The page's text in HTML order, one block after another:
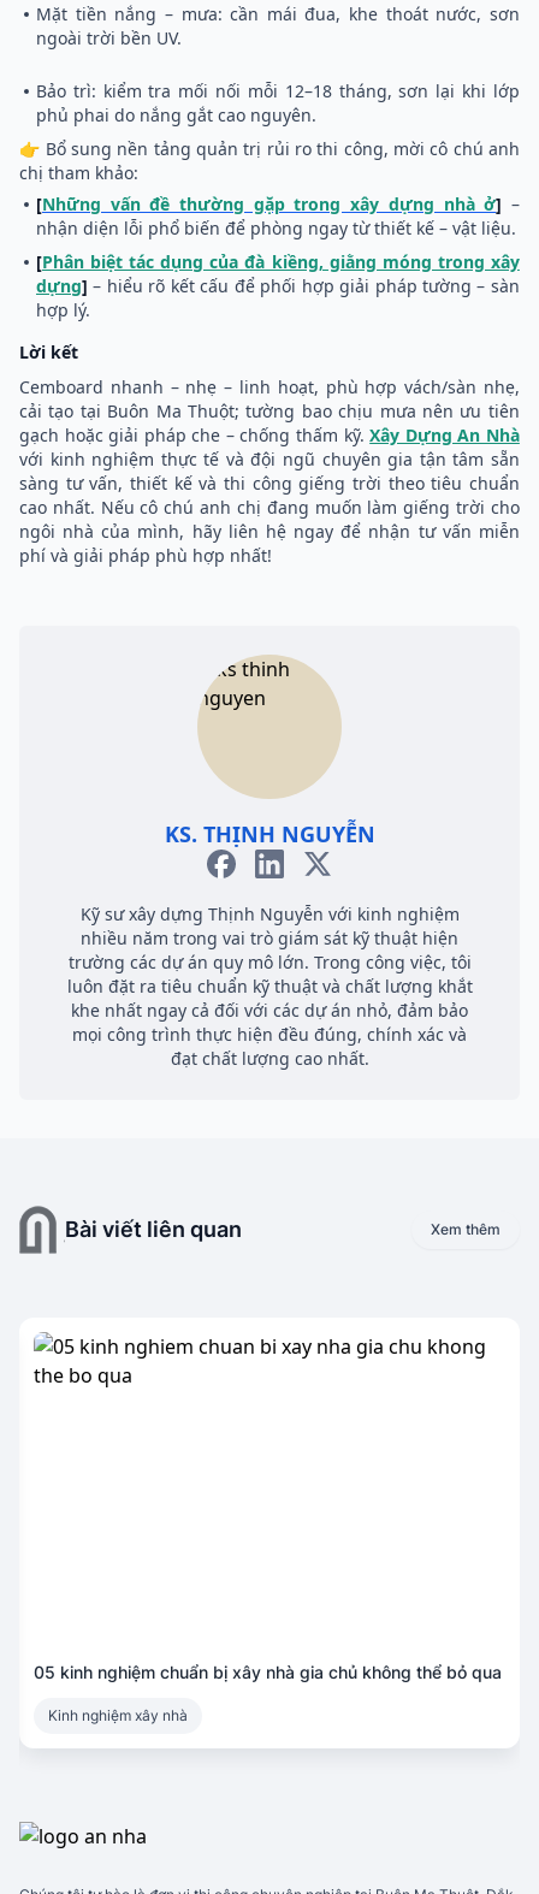
Mặt tiền nắng – mưa: cần mái đua, khe thoát nước, sơn
ngoài trời bền UV.
Bảo trì: kiểm tra mối nối mỗi 12–18 tháng, sơn lại khi lớp
phủ phai do nắng gắt cao nguyên.
👉 Bổ sung nền tảng quản trị rủi ro thi công, mời cô chú anh
chị tham khảo:
[Những vấn đề thường gặp trong xây dựng nhà ở] –
nhận diện lỗi phổ biến để phòng ngay từ thiết kế – vật liệu.
[Phân biệt tác dụng của đà kiềng, giằng móng trong xây
dựng] – hiểu rõ kết cấu để phối hợp giải pháp tường – sàn
hợp lý.
Lời kết
Cemboard nhanh – nhẹ – linh hoạt, phù hợp vách/sàn nhẹ,
cải tạo tại Buôn Ma Thuột; tường bao chịu mưa nên ưu tiên
gạch hoặc giải pháp che – chống thấm kỹ.Xây Dựng An Nhà
với kinh nghiệm thực tế và đội ngũ chuyên gia tận tâm sẵn
sàng tư vấn, thiết kế và thi công giếng trời theo tiêu chuẩn
cao nhất. Nếu cô chú anh chị đang muốn làm giếng trời cho
ngôi nhà của mình, hãy liên hệ ngay để nhận tư vấn miễn
phí và giải pháp phù hợp nhất!
KS. THỊNH NGUYỄN
Kỹ sư xây dựng Thịnh Nguyễn với kinh nghiệm
nhiều năm trong vai trò giám sát kỹ thuật hiện
trường các dự án quy mô lớn. Trong công việc, tôi
luôn đặt ra tiêu chuẩn kỹ thuật và chất lượng khắt
khe nhất ngay cả đối với các dự án nhỏ, đảm bảo
mọi công trình thực hiện đều đúng, chính xác và
đạt chất lượng cao nhất.
Bài viết liên quan Xem thêm
05 kinh nghiệm chuẩn bị xây nhà gia chủ không thể bỏ qua
Kinh nghiệm xây nhà